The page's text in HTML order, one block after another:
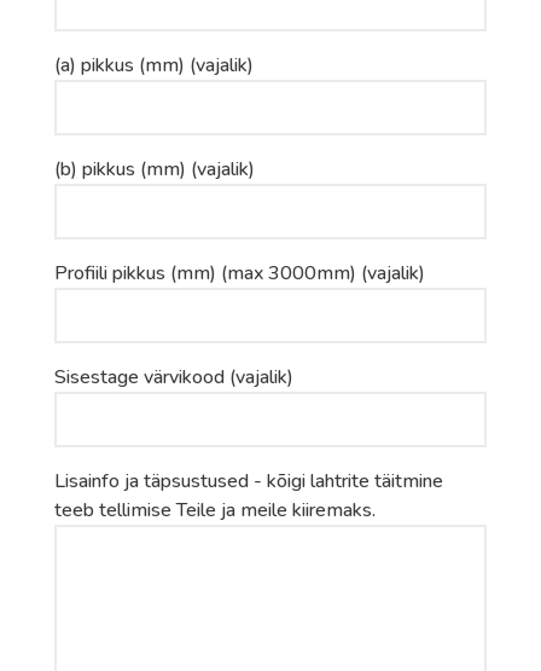
(a) pikkus (mm) (vajalik)
(b) pikkus (mm) (vajalik)
Profiili pikkus (mm) (max 3000mm) (vajalik)
Sisestage värvikood (vajalik)
Lisainfo ja täpsustused - kõigi lahtrite täitmine
teeb tellimise Teile ja meile kiiremaks.